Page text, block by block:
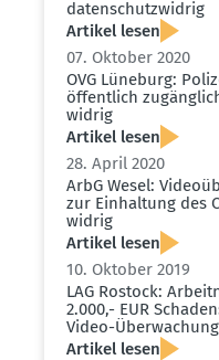
daten­schutz­widrig
Artikel lesen
07. Oktober 2020
OVG Lüneburg:
öffentlich
widrig
Artikel lesen
28. April 2020
ArbG Wesel:
zur Einhaltung des
widrig
Artikel lesen
10. Oktober 2019
LAG Rostock:
2.000,- EUR
Video-Überwa­chung
Artikel lesen